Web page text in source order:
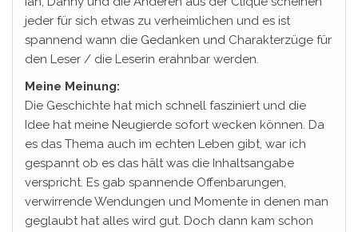
jeder für sich etwas zu verheimlichen und es ist
spannend wann die Gedanken und Charakterzüge für
den Leser / die Leserin erahnbar werden.
Meine Meinung:
Die Geschichte hat mich schnell fasziniert und die
Idee hat meine Neugierde sofort wecken können. Da
es das Thema auch im echten Leben gibt, war ich
gespannt ob es das hält was die Inhaltsangabe
verspricht. Es gab spannende Offenbarungen,
verwirrende Wendungen und Momente in denen man
geglaubt hat alles wird gut. Doch dann kam schon